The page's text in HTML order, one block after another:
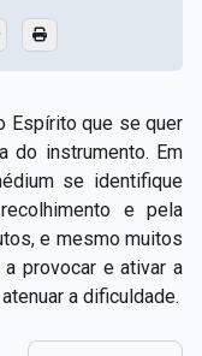
Espírito que se quer
do instrumento. Em
se identifique
e pela
e mesmo muitos
provocar e ativar a
a dificuldade.